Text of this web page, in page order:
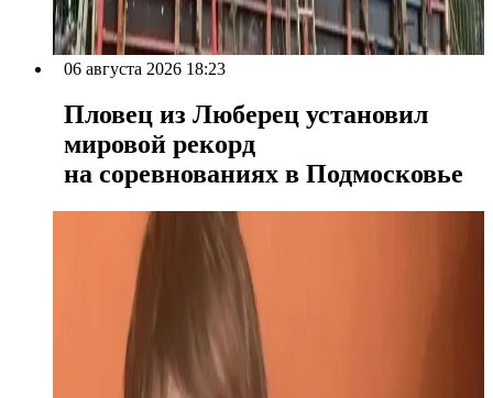
06 августа 2026 18:23
Пловец из Люберец установил
мировой рекорд
на соревнованиях в Подмосковье